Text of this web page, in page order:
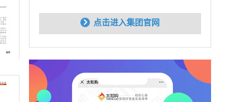
点击进入集团官网